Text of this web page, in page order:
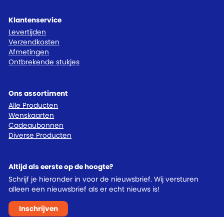
Klantenservice
Levertijden
Verzendkosten
Afmetingen
Ontbrekende stukjes
Ons assortiment
Alle Producten
Wenskaarten
Cadeaubonnen
Diverse Producten
Altijd als eerste op de hoogte?
Schrijf je hieronder in voor de nieuwsbrief. Wij versturen
alleen een nieuwsbrief als er echt nieuws is!
Inschrijven